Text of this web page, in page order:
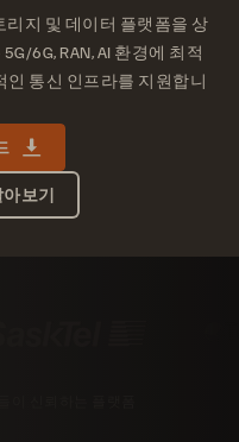
지 및 데이터 플랫폼을 상
6G, RAN, AI 환경에 최적
통신 인프라를 지원합니
아보기